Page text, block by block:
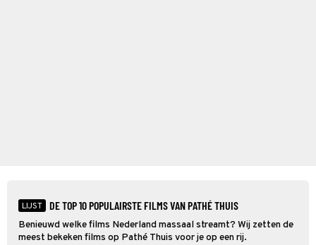
LIJST DE TOP 10 POPULAIRSTE FILMS VAN PATHÉ THUIS
Benieuwd welke films Nederland massaal streamt? Wij zetten de
meest bekeken films op Pathé Thuis voor je op een rij.